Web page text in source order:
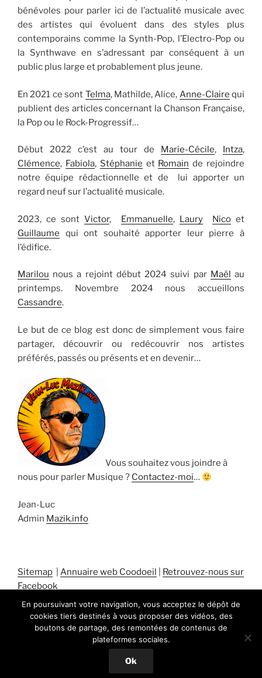
bénévoles pour parler ici de l’actualité musicale avec
des artistes qui évoluent dans des styles plus
contemporains comme la Synth-Pop, l’Electro-Pop ou
la Synthwave en s’adressant par conséquent à un
public plus large et probablement plus jeune.
En 2021 ce sont Telma, Mathilde, Alice, Anne-Claire qui
publient des articles concernant la Chanson Française,
la Pop ou le Rock-Progressif…
Début 2022 c’est au tour de Marie-Cécile, Intza,
Clémence, Fabiola, Stéphanie et Romain de rejoindre
notre équipe rédactionnelle et de lui apporter un
regard neuf sur l’actualité musicale.
2023, ce sontVictor, Emmanuelle, Laury Nicoet
Guillaume qui ont souhaité apporter leur pierre à
l’édifice.
Marilou nous a rejoint début 2024 suivi par Maël au
printemps. Novembre 2024 nous accueillons
Cassandre.
Le but de ce blog est donc de simplement vous faire
partager, découvrir ou redécouvrir nos artistes
préférés, passés ou présents et en devenir…
Vous souhaitez vous joindre à
nous pour parler Musique ? Contactez-moi…
Jean-Luc
Admin Mazik.info
Sitemap Annuaire web Coodoeil
Retrouvez-nous sur
Facebook
Fièrement propulsé par WordPress
En poursuivant votre navigation, vous acceptez le dépôt de
cookies tiers destinés à vous proposer des vidéos, des
boutons de partage, des remontées de contenus de
plateformes sociales.
Ok